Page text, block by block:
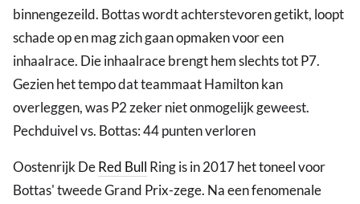
binnengezeild. Bottas wordt achterstevoren getikt, loopt
schade op en mag zich gaan opmaken voor een
inhaalrace. Die inhaalrace brengt hem slechts tot P7.
Gezien het tempo dat teammaat Hamilton kan
overleggen, was P2 zeker niet onmogelijk geweest.
Pechduivel vs. Bottas: 44 punten verloren
Oostenrijk DeRed Bull Ring is in 2017 het toneel voor
Bottas' tweede Grand Prix-zege. Na een fenomenale